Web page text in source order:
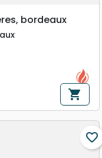
bordeaux
shopping_cart
favorite_border